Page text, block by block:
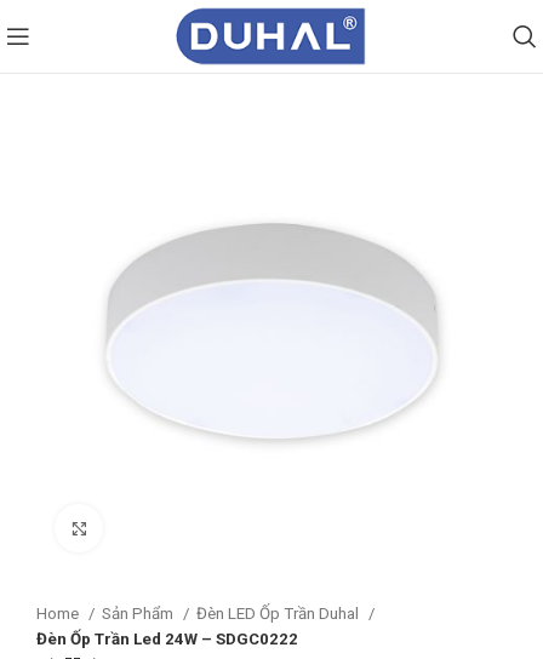
Home Sản Phẩm
Đèn LED Ốp Trần Duhal
Đèn Ốp Trần Led 24W – SDGC0222